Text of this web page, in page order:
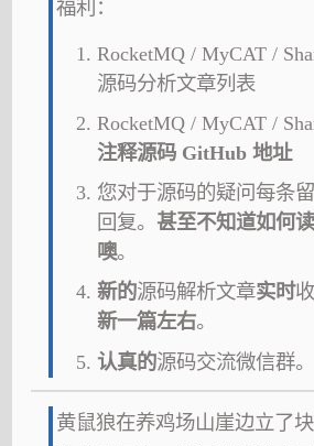
福利：
RocketMQ / MyCAT /
源码分析文章列表
RocketMQ / MyCAT /
注释源码 GitHub 地址
您对于源码的疑问每条
回复。 甚至不知道如何
噢。
新的源码解析文章实时
新一篇左右。
认真的源码交流微信群。
黄鼠狼在养鸡场山崖边立了